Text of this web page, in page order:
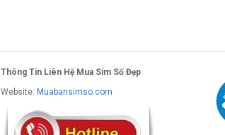
Thông Tin Liên Hệ Mua Sim Số Đẹp
Website: Muabansimso.com